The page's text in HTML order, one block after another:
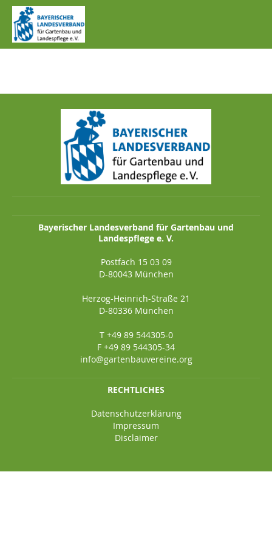
IMG_1093.JPG
Bayerischer Landesverband für Gartenbau und
Landespflege e. V.
Postfach 15 03 09
D-80043 München
Herzog-Heinrich-Straße 21
D-80336 München
T +49 89 544305-0
F +49 89 544305-34
info@gartenbauvereine.org
RECHTLICHES
Datenschutzerklärung
Impressum
Disclaimer